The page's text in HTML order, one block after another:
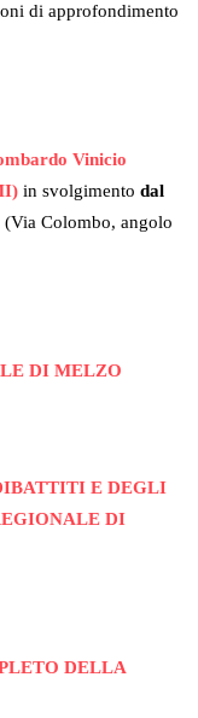
di approfondimento
Vinicio
in svolgimentodal
(Via Colombo, angolo
DI MELZO
E DEGLI
DI
DELLA